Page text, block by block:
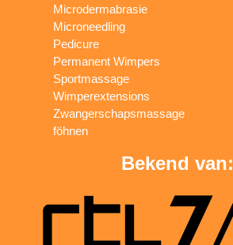
Microdermabrasie
Microneedling
Pedicure
Permanent Wimpers
Sportmassage
Wimperextensions
Zwangerschapsmassage
föhnen
Bekend van: